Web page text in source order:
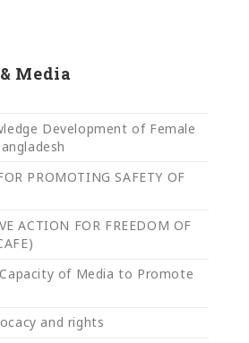
Media
Development of Female
PROMOTING SAFETY OF
ACTION FOR FREEDOM OF
of Media to Promote
and rights